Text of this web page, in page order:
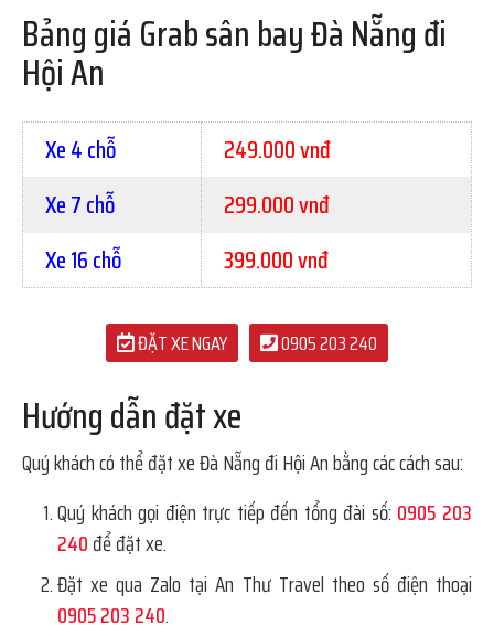
Bảng giá Grab sân bay Đà Nẵng đi
Hội An
Xe 4 chỗ
249.000 vnđ
Xe 7 chỗ
299.000 vnđ
Xe 16 chỗ
399.000 vnđ
ĐẶT XE NGAY 0905 203 240
Hướng dẫn đặt xe
Quý khách có thể đặt xe Đà Nẵng đi Hội An bằng các cách sau:
Quý khách gọi điện trực tiếp đến tổng đài số: 0905 203
240 để đặt xe.
Đặt xe qua Zalo tại An Thư Travel theo số điện thoại
0905 203 240.